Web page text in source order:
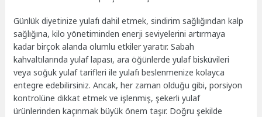
Günlük diyetinize yulafı dahil etmek, sindirim sağlığından kalp
sağlığına, kilo yönetiminden enerji seviyelerini artırmaya
kadar birçok alanda olumlu etkiler yaratır. Sabah
kahvaltılarında yulaf lapası, ara öğünlerde yulaf bisküvileri
veya soğuk yulaf tarifleri ile yulafı beslenmenize kolayca
entegre edebilirsiniz. Ancak, her zaman olduğu gibi, porsiyon
kontrolüne dikkat etmek ve işlenmiş, şekerli yulaf
ürünlerinden kaçınmak büyük önem taşır. Doğru şekilde